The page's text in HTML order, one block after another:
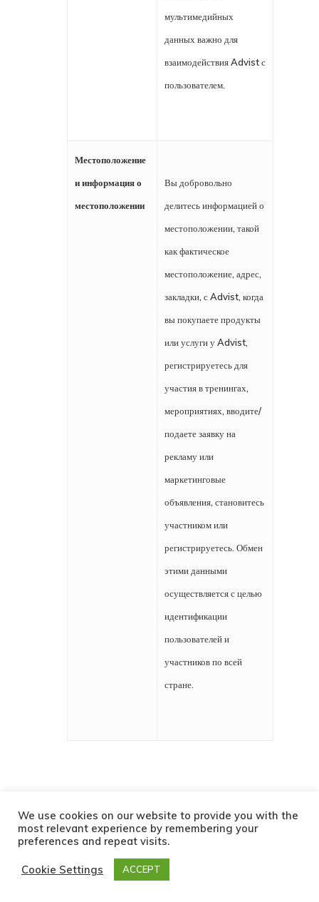
мультимедийных
данных важно для
взаимодействия Advist с
пользователем.
Местоположение
и информация о
местоположении
Вы добровольно
делитесь информацией о
местоположении, такой
как фактическое
местоположение, адрес,
закладки, с Advist, когда
вы покупаете продукты
или услуги у Advist,
регистрируетесь для
участия в тренингах,
мероприятиях, вводите/
подаете заявку на
рекламу или
маркетинговые
объявления, становитесь
участником или
регистрируетесь. Обмен
этими данными
осуществляется с целью
идентификации
пользователей и
участников по всей
стране.
Информация,
которую мы
собираем
С помощью файлов
cookie или других наших
программ и программного
We use cookies on our website to provide you with the
most relevant experience by remembering your
preferences and repeat visits.
Cookie Settings ACCEPT